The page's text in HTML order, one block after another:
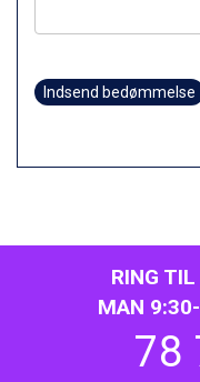
Zell am See fra
Canazei fra DKK
Ponte di Legno
Alleghe fra DKK
Val Thorens fra
Cervinia fra
Bad Hofgastein
Passo Tonale fra
Saalbach fra DKK
Sölden fra DKK
Indsend bedømmelse
RING
MAN
78